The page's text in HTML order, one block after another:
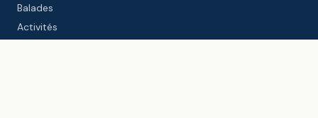
Balades
Activités